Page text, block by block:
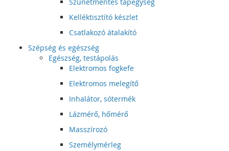
Kelléktisztító készlet
Csatlakozó átalakító
Szépség és egészség
Egészség, testápolás
Elektromos fogkefe
Elektromos melegítő
Inhalátor, sótermék
Lázmérő, hőmérő
Masszírozó
Személymérleg